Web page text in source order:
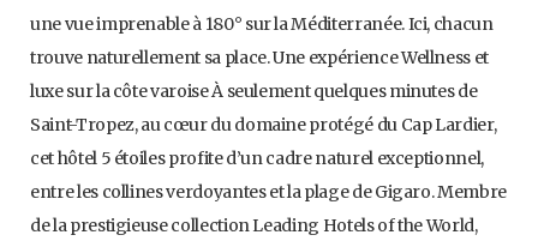
une vue imprenable à 180° sur la Méditerranée. Ici, chacun
trouve naturellement sa place. Une expérience Wellness et
luxe sur la côte varoise À seulement quelques minutes de
Saint-Tropez, au cœur du domaine protégé du Cap Lardier,
cet hôtel 5 étoiles profite d’un cadre naturel exceptionnel,
entre les collines verdoyantes et la plage de Gigaro. Membre
de la prestigieuse collection Leading Hotels of the World,